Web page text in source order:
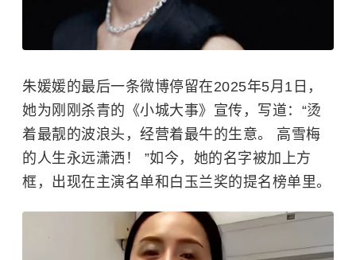
朱媛媛的最后一条微博停留在2025年5月1日，
她为刚刚杀青的《小城大事》宣传，写道：“烫
着最靓的波浪头，经营着最牛的生意。 高雪梅
的人生永远潇洒！ ”如今，她的名字被加上方
框，出现在主演名单和 白玉兰奖的提名榜单里。